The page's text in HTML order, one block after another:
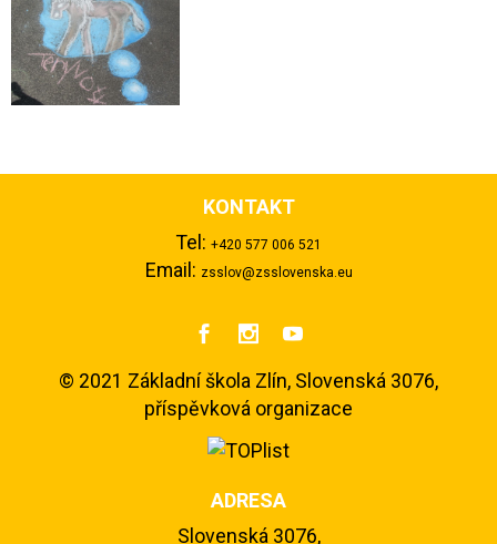
KONTAKT
Tel: +420 577 006 521
Email: zsslov@zsslovenska.eu
  
© 2021 Základní škola Zlín, Slovenská 3076,
příspěvková organizace
ADRESA
Slovenská 3076,